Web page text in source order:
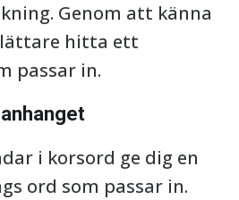
Genom att känna
hitta ett
passar in.
i korsord ge dig en
ord som passar in.